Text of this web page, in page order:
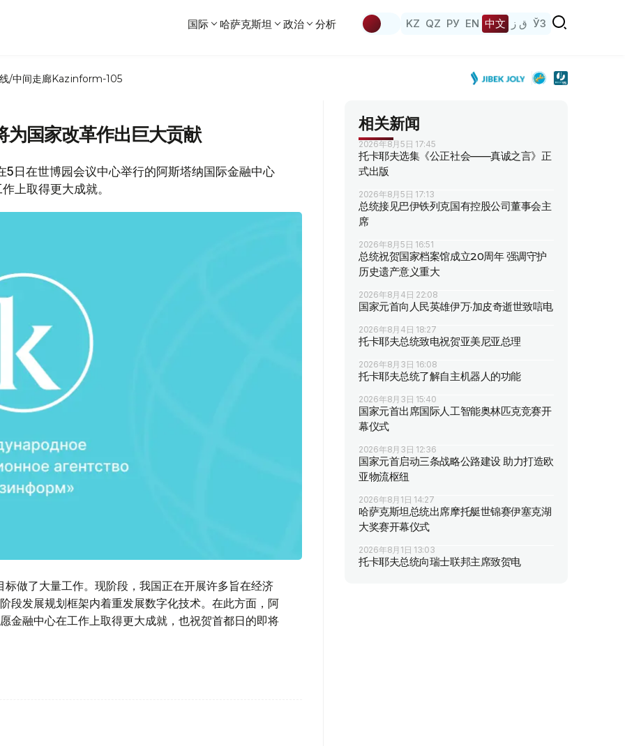
国际 哈萨克斯坦 政治 分析 KZ QZ РУ EN 中文 ق ز ЎЗ
/中间走廊Kazinform-105
为国家改革作出巨大贡献
日在世博园会议中心举行的阿斯塔纳国际金融中心
上取得更大成就。
做了大量工作。现阶段，我国正在开展许多旨在经济
段发展规划框架内着重发展数字化技术。在此方面，阿
金融中心在工作上取得更大成就，也祝贺首都日的即将
相关新闻
2026年8月5日 17:45
托卡耶夫选集《公正社会——真诚之言》正
式出版
2026年8月5日 17:13
总统接见巴伊铁列克国有控股公司董事会主
席
2026年8月5日 16:51
总统祝贺国家档案馆成立20周年 强调守护
历史遗产意义重大
2026年8月4日 22:08
国家元首向人民英雄伊万·加皮奇逝世致唁电
2026年8月4日 18:27
托卡耶夫总统致电祝贺亚美尼亚总理
2026年8月3日 16:08
托卡耶夫总统了解自主机器人的功能
2026年8月3日 15:40
国家元首出席国际人工智能奥林匹克竞赛开
幕仪式
2026年8月3日 12:36
国家元首启动三条战略公路建设 助力打造欧
亚物流枢纽
2026年8月1日 14:27
哈萨克斯坦总统出席摩托艇世锦赛伊塞克湖
大奖赛开幕仪式
2026年8月1日 13:03
托卡耶夫总统向瑞士联邦主席致贺电